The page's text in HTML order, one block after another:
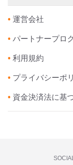
• 運営会社
• パートナープロ
• 利用規約
• プライバシーポ
• 資金決済法に基